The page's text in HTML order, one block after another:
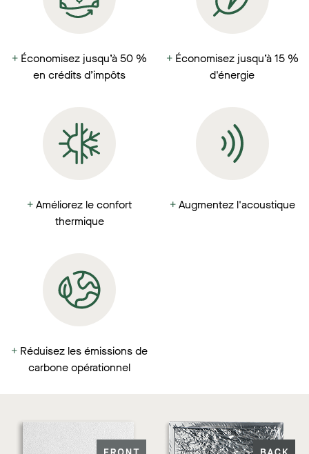
+ Économisez jusqu’à 50 %
en crédits d’impôts
+Économisez jusqu’à 15 %
d'énergie
+Améliorez le confort
thermique
+Augmentez l'acoustique
+ Réduisez les émissions de
carbone opérationnel